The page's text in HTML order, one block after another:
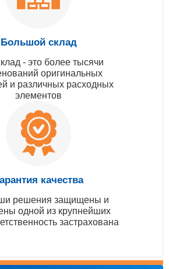
Большой склад
- это более тысячи
оригинальных
и различных расходных
элементов
качества
решения защищены и
одной из крупнейших
застрахована